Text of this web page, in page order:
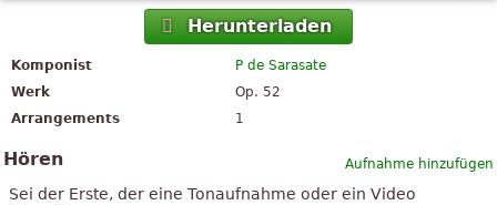
Herunterladen
Komponist
P de Sarasate
Werk
Op. 52
Arrangements
1
Aufnahme hinzufügen
Hören
Sei der Erste, der eine Tonaufnahme oder ein Video